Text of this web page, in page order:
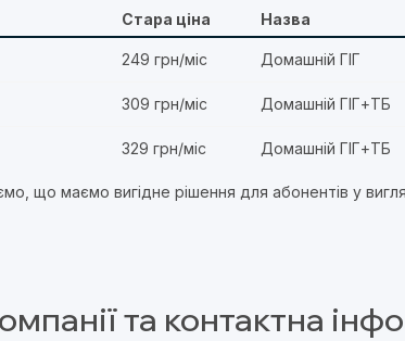
Стара ціна Назва
249 грн/міс Домашній ГІГ
309 грн/міс Домашній ГІГ+ТБ
329 грн/міс Домашній ГІГ+ТБ
що маємо вигідне рішення для абонентів у
та контактна